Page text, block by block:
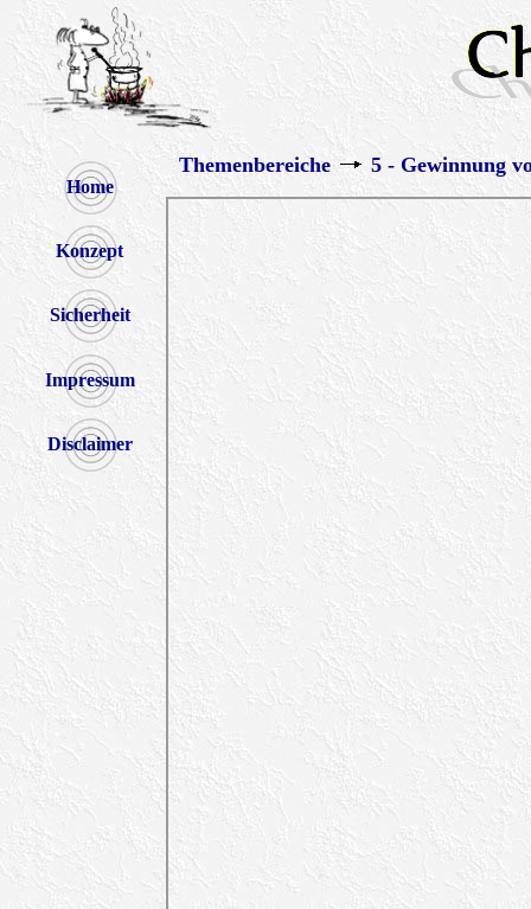
Home
Konzept
Sicherheit
Impressum
Disclaimer
Themenbereiche 5 - Gewinnung